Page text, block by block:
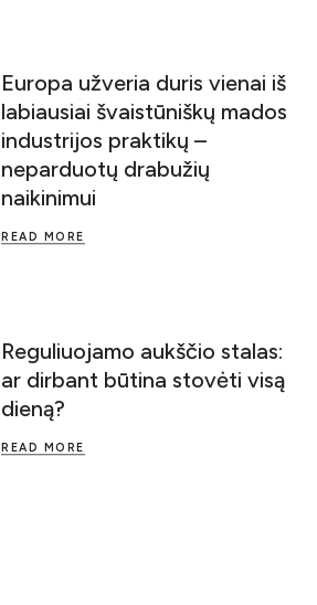
Europa užveria duris vienai iš
labiausiai švaistūniškų mados
industrijos praktikų –
neparduotų drabužių
naikinimui
READ MORE
Reguliuojamo aukščio stalas:
ar dirbant būtina stovėti visą
dieną?
READ MORE